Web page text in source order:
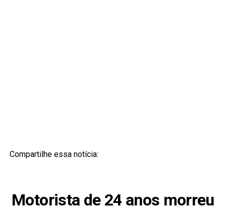
Compartilhe essa notícia:
Motorista de 24 anos morreu